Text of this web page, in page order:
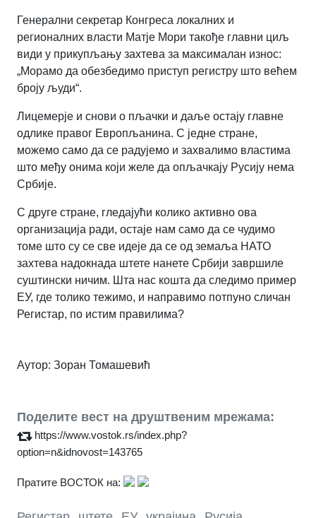
Генерални секретар Конгреса локалних и
регионалних власти Матје Мори такође главни циљ
види у прикупљању захтева за максималан износ:
„Морамо да обезбедимо приступ регистру што већем
броју људи“.
Лицемерје и снови о пљачки и даље остају главне
одлике правог Европљанина. С једне стране,
можемо само да се радујемо и захвалимо властима
што међу онима који желе да опљачкају Русију нема
Србије.
С друге стране, гледајући колико активно ова
организација ради, остаје нам само да се чудимо
томе што су се све идеје да се од земаља НАТО
захтева надокнада штете нанете Србији завршиле
суштински ничим. Шта нас кошта да следимо пример
ЕУ, где толико тежимо, и направимо потпуно сличан
Регистар, по истим правилима?
Аутор: Зоран Томашевић
Поделите вест на друштвеним мрежама:
https://www.vostok.rs/index.php?
option=n&idnovost=143765
Пратите ВОСТОК на: